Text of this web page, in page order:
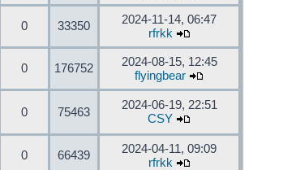
0 33350
2024-11-14, 06:47
rfrkk
0 176752
2024-08-15, 12:45
flyingbear
0 75463
2024-06-19, 22:51
CSY
0 66439
2024-04-11, 09:09
rfrkk